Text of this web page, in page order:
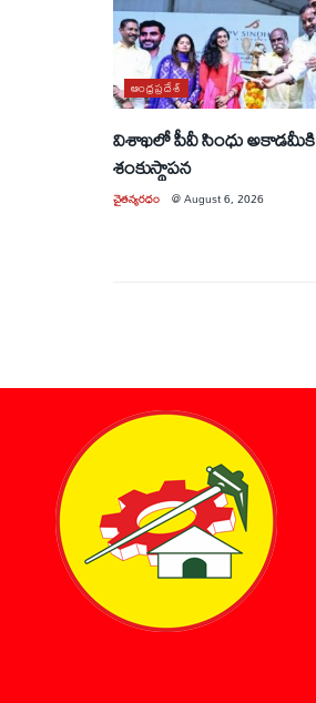
ఆంధ్రప్రదేశ్
విశాఖలో పీవీ సింధు అకాడమీకి
శంకుస్థాపన
చైతన్యరధం @August 6, 2026